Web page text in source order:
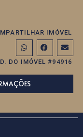
IMÓVEL
DO IMÓVEL #94916